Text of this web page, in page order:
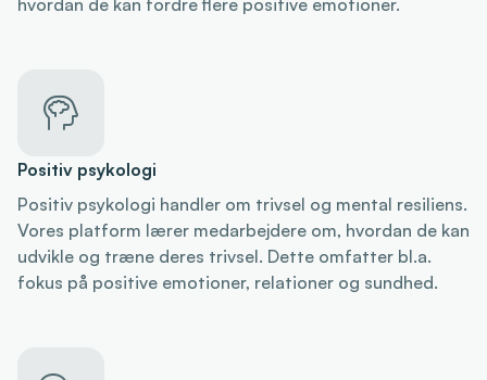

Positiv psykologi
Positiv psykologi handler om trivsel og mental resiliens.
Vores platform lærer medarbejdere om, hvordan de kan
udvikle og træne deres trivsel. Dette omfatter bl.a.
fokus på positive emotioner, relationer og sundhed.